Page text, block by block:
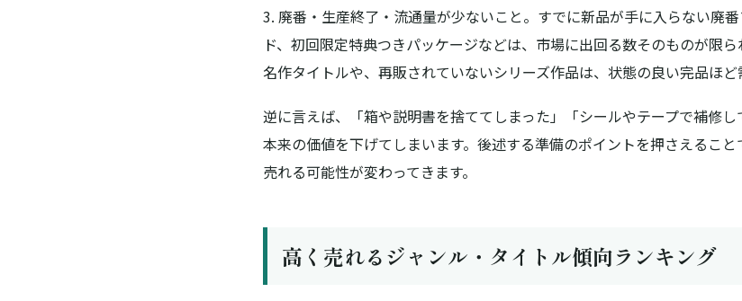
3. 廃番・生産終了・流通量が少ないこと。 すでに新品が手に入らない廃
ド、初回限定特典つきパッケージなどは、市場に出回る数そのものが限
名作タイトルや、再販されていないシリーズ作品は、状態の良い完品ほど
逆に言えば、「箱や説明書を捨ててしまった」「シールやテープで補修し
本来の価値を下げてしまいます。後述する準備のポイントを押さえるこ
売れる可能性が変わってきます。
高く売れるジャンル・タイトル傾向ランキング